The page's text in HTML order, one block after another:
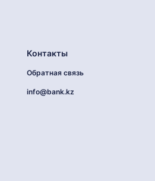
Контакты
Обратная связь
info@bank.kz